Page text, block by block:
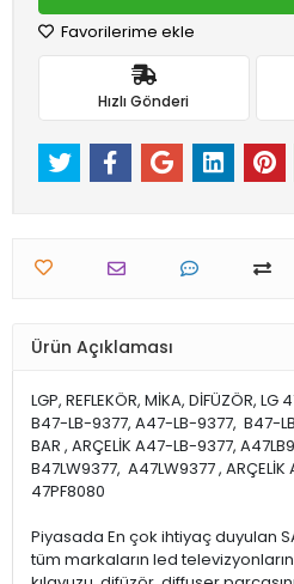
Favorilerime ekle
Hızlı Gönderi
Ürün Açıklaması
LGP, REFLEKÖR, MİKA, DİFÜZÖR, LG
B47-LB-9377, A47-LB-9377, B47-
BAR , ARÇELİK A47-LB-9377,
B47LW9377, A47LW9377 , ARÇELİK
47PF8080
Piyasada En çok ihtiyaç duyulan
tüm markaların led televizyonların